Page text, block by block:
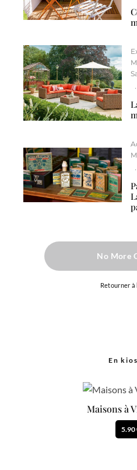
·
·
No More
Retourner à
En
Maisons à
5.90